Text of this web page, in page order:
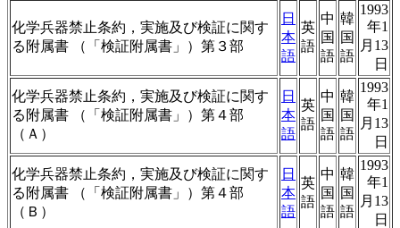
化学兵器禁止条約，実施及び検証に関す
る附属書 （「検証附属書」）第３部
日
本
語
英
語
中
国
語
韓
国
語
1993
年1
月13
日
化学兵器禁止条約，実施及び検証に関す
る附属書 （「検証附属書」）第４部
（Ａ）
日
本
語
英
語
中
国
語
韓
国
語
1993
年1
月13
日
化学兵器禁止条約，実施及び検証に関す
る附属書 （「検証附属書」）第４部
（Ｂ）
日
本
語
英
語
中
国
語
韓
国
語
1993
年1
月13
日